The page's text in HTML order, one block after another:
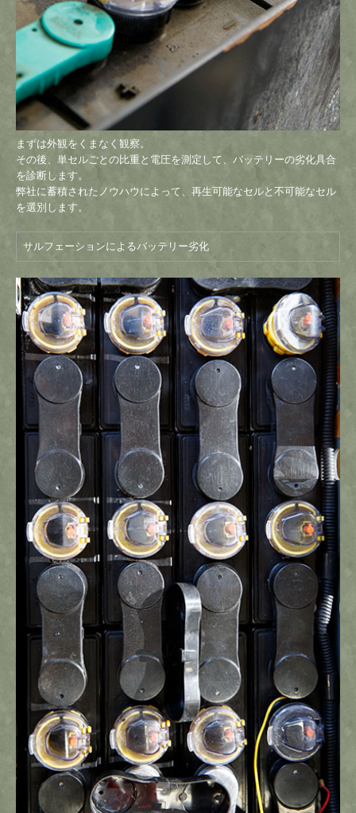
まずは外観をくまなく観察。
その後、単セルごとの比重と電圧を測定して、バッテリーの劣化具合
を診断します。
弊社に蓄積されたノウハウによって、再生可能なセルと不可能なセル
を選別します。
サルフェーションによるバッテリー劣化